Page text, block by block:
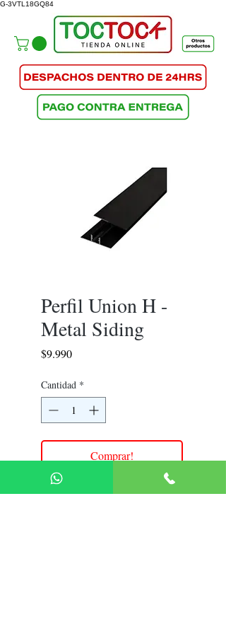
G-3VTL18GQ84
Perfil Union H -
Metal Siding
$9.990Precio
Cantidad *
Comprar!